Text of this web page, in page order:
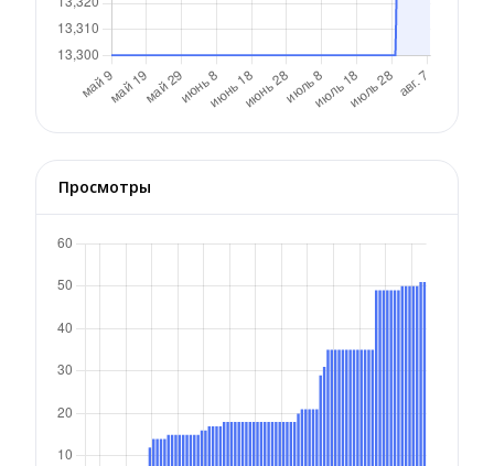
Просмотры